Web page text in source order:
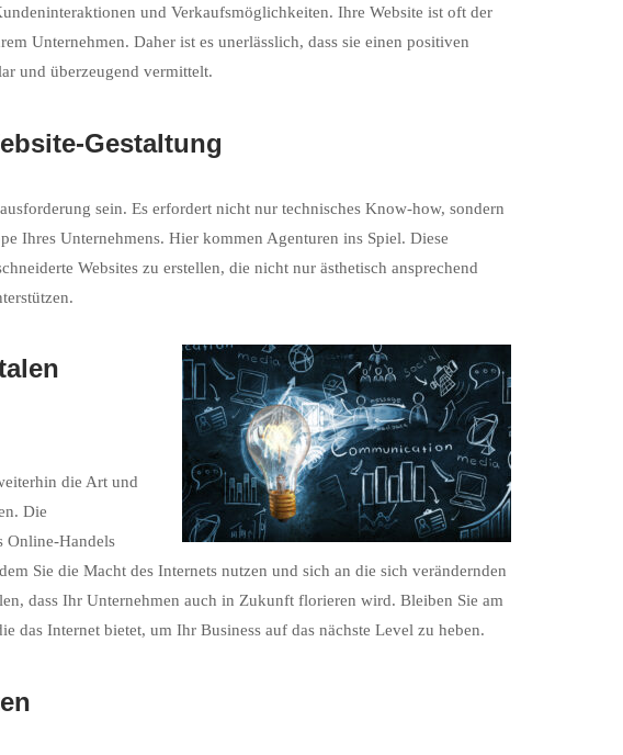
und Verkaufsmöglichkeiten. Ihre Website ist oft der
Unternehmen. Daher ist es unerlässlich, dass sie einen positiven
und überzeugend vermittelt.
Gestaltung
sein. Es erfordert nicht nur technisches Know-how, sondern
Ihres Unternehmens. Hier kommen Agenturen ins Spiel. Diese
Websites zu erstellen, die nicht nur ästhetisch ansprechend
die Art und
Die
Online-Handels
Sie die Macht des Internets nutzen und sich an die sich verändernden
dass Ihr Unternehmen auch in Zukunft florieren wird. Bleiben Sie am
das Internet bietet, um Ihr Business auf das nächste Level zu heben.